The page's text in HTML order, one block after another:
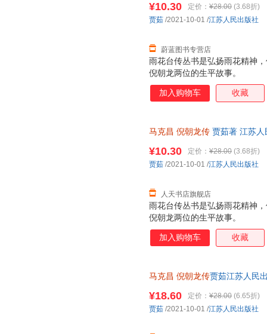
雨花台传丛书是弘扬雨花精神
倪朝龙两位的生平故事。
¥10.30 定价： ¥28.00 (3.68折)
蔚蓝图书专营店
贾茹 /2021-10-01 /江苏人民出版社
加入购物车 收藏
马克昌 倪朝龙传 贾茹著 江苏
雨花台传丛书是弘扬雨花精神
倪朝龙两位的生平故事。
¥10.30 定价： ¥28.00 (3.68折)
人天书店旗舰店
贾茹 /2021-10-01 /江苏人民出版社
加入购物车 收藏
马克昌 倪朝龙传贾茹江苏人民
¥18.60 定价： ¥28.00 (6.65折)
贾茹 /2021-10-01 /江苏人民出版社